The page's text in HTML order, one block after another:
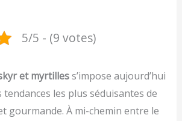
5/5 - (9 votes)
et myrtilless’impose aujourd’hui
tendances les plus séduisantes de
gourmande. À mi-chemin entre le